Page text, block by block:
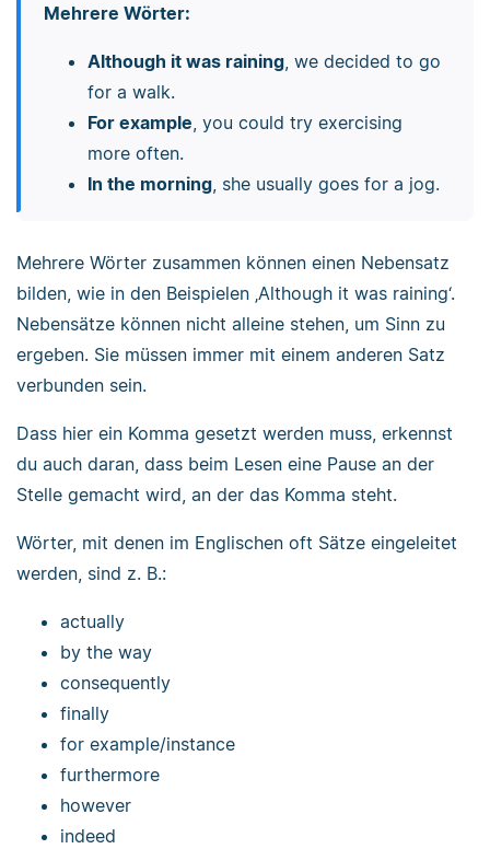
Mehrere Wörter:
Although it was raining, we decided to go
for a walk.
For example , you could try exercising
more often.
In the morning, she usually goes for a jog.
Mehrere Wörter zusammen können einen Nebensatz
bilden, wie in den Beispielen ‚Although it was raining‘.
Nebensätze können nicht alleine stehen, um Sinn zu
ergeben. Sie müssen immer mit einem anderen Satz
verbunden sein.
Dass hier ein Komma gesetzt werden muss, erkennst
du auch daran, dass beim Lesen eine Pause an der
Stelle gemacht wird, an der das Komma steht.
Wörter, mit denen im Englischen oft Sätze eingeleitet
werden, sind z. B.:
actually
by the way
consequently
finally
for example/instance
furthermore
however
indeed